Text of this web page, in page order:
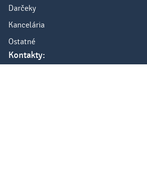
Darčeky
Kancelária
Ostatné
Kontakty: